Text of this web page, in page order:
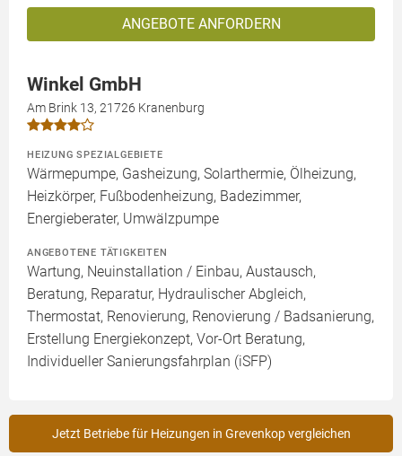
ANGEBOTE ANFORDERN
Winkel GmbH
Am Brink 13, 21726 Kranenburg
HEIZUNG SPEZIALGEBIETE
Wärmepumpe, Gasheizung, Solarthermie, Ölheizung,
Heizkörper, Fußbodenheizung, Badezimmer,
Energieberater, Umwälzpumpe
ANGEBOTENE TÄTIGKEITEN
Wartung, Neuinstallation / Einbau, Austausch,
Beratung, Reparatur, Hydraulischer Abgleich,
Thermostat, Renovierung, Renovierung / Badsanierung,
Erstellung Energiekonzept, Vor-Ort Beratung,
Individueller Sanierungsfahrplan (iSFP)
Jetzt Betriebe für Heizungen in Grevenkop vergleichen